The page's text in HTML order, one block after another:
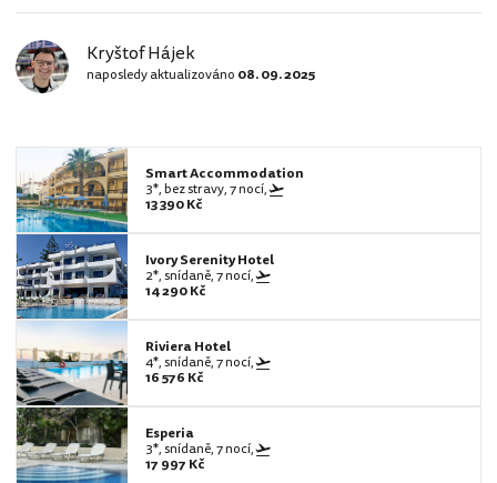
Kryštof Hájek
naposledy aktualizováno 08. 09. 2025
Smart Accommodation
3*, bez stravy, 7 nocí,
13 390 Kč
Ivory Serenity Hotel
2*, snídaně, 7 nocí,
14 290 Kč
Riviera Hotel
4*, snídaně, 7 nocí,
16 576 Kč
Esperia
3*, snídaně, 7 nocí,
17 997 Kč